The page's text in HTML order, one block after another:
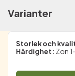
Varianter
Storlek och
Härdighet: Zon